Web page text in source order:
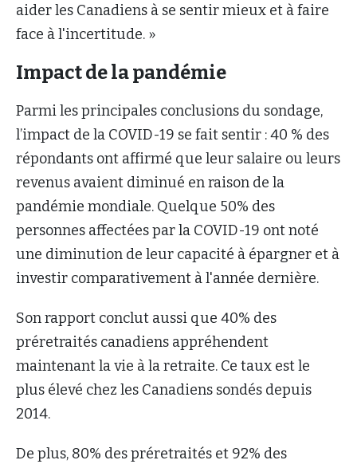
aider les Canadiens à se sentir mieux et à faire
face à l'incertitude. »
Impact de la pandémie
Parmi les principales conclusions du sondage,
l’impact de la COVID-19 se fait sentir : 40 % des
répondants ont affirmé que leur salaire ou leurs
revenus avaient diminué en raison de la
pandémie mondiale. Quelque 50% des
personnes affectées par la COVID-19 ont noté
une diminution de leur capacité à épargner et à
investir comparativement à l'année dernière.
Son rapport conclut aussi que 40% des
préretraités canadiens appréhendent
maintenant la vie à la retraite. Ce taux est le
plus élevé chez les Canadiens sondés depuis
2014.
De plus, 80% des préretraités et 92% des